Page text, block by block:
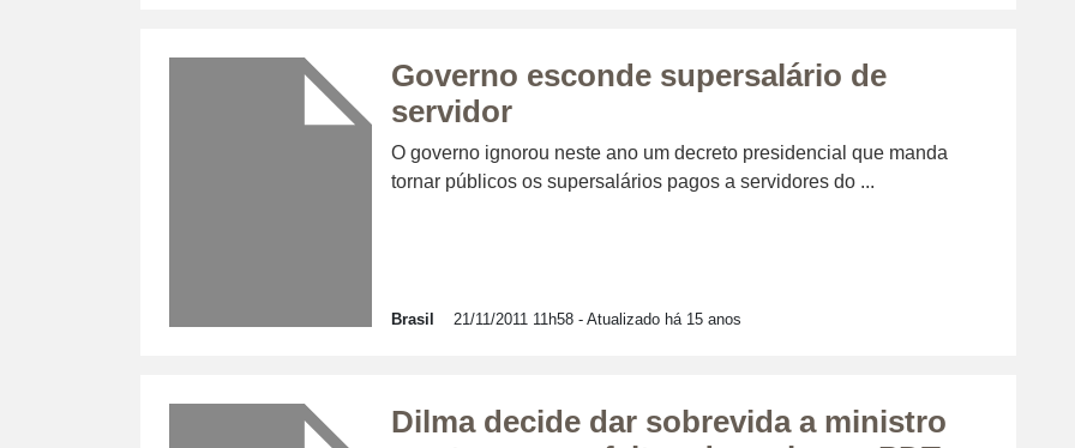
Governo esconde supersalário de
servidor
O governo ignorou neste ano um decreto presidencial que manda
tornar públicos os supersalários pagos a servidores do ...
Brasil 21/11/2011 11h58- Atualizado há 15 anos
Dilma decide dar sobrevida a ministro